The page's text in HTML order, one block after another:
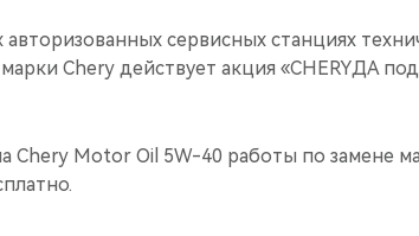
сервисных станциях
Chery действует акция «CHERYДА
Chery Motor Oil 5W-40 работы по замене